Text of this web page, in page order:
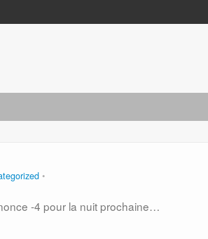
-4 pour la nuit prochaine…